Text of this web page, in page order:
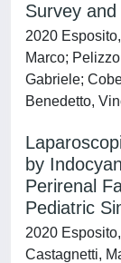
Survey
2020
Marco;
Gabriele;
Benedetto,
by
Perirenal
Pediatric
2020
Castagnetti,